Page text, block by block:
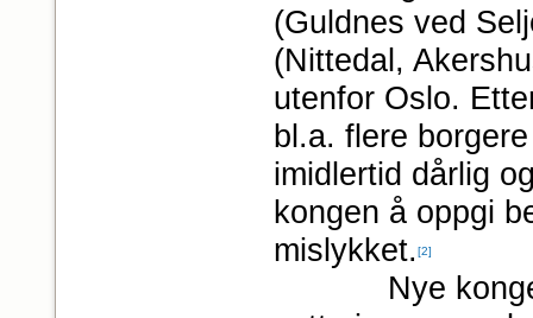
(Guldnes ved
(Nittedal,
utenfor Oslo.
bl.a. flere
imidlertid dårlig
kongen å oppgi
mislykket. [2]
Nye